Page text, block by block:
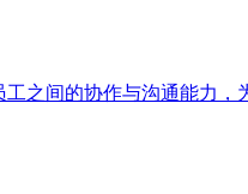
之间的协作与沟通能力，